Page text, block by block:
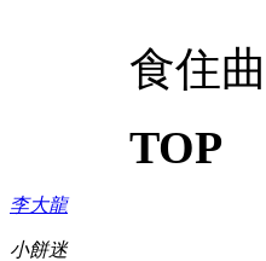
食住
TOP
李大龍
小餅迷